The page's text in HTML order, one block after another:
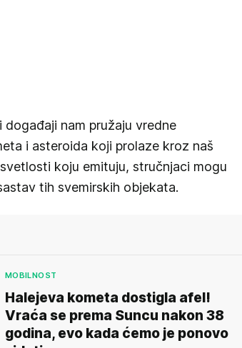
događaji nam pružaju vredne
i asteroida koji prolaze kroz naš
koju emituju, stručnjaci mogu
tih svemirskih objekata.
MOBILNOST
Halejeva kometa dostigla afel!
Vraća se prema Suncu nakon 38
godina, evo kada ćemo je ponovo